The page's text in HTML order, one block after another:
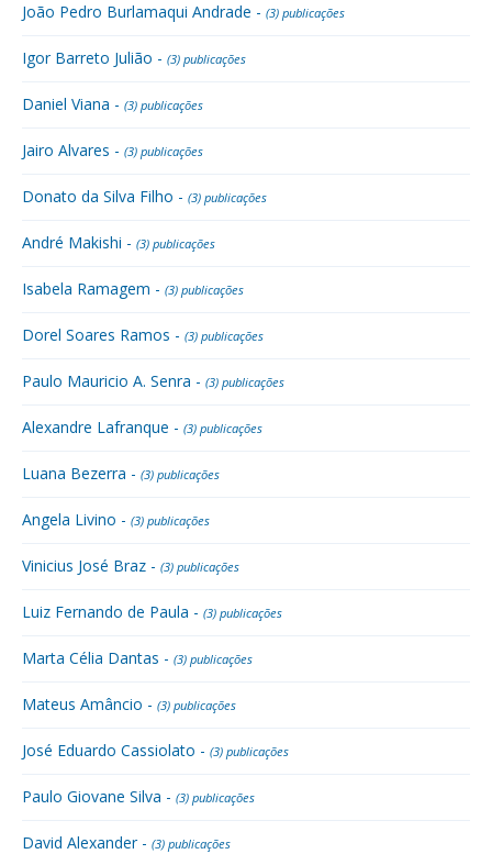
João Pedro Burlamaqui Andrade - (3) publicações
Igor Barreto Julião - (3) publicações
Daniel Viana - (3) publicações
Jairo Alvares - (3) publicações
Donato da Silva Filho - (3) publicações
André Makishi - (3) publicações
Isabela Ramagem - (3) publicações
Dorel Soares Ramos - (3) publicações
Paulo Mauricio A. Senra - (3) publicações
Alexandre Lafranque - (3) publicações
Luana Bezerra - (3) publicações
Angela Livino - (3) publicações
Vinicius José Braz - (3) publicações
Luiz Fernando de Paula - (3) publicações
Marta Célia Dantas - (3) publicações
Mateus Amâncio - (3) publicações
José Eduardo Cassiolato - (3) publicações
Paulo Giovane Silva - (3) publicações
David Alexander - (3) publicações